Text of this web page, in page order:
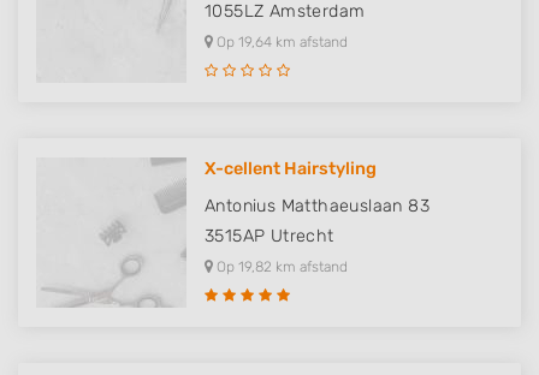
1055LZ Amsterdam
Op 19,64 km afstand
X-cellent Hairstyling
Antonius Matthaeuslaan 83
3515AP Utrecht
Op 19,82 km afstand